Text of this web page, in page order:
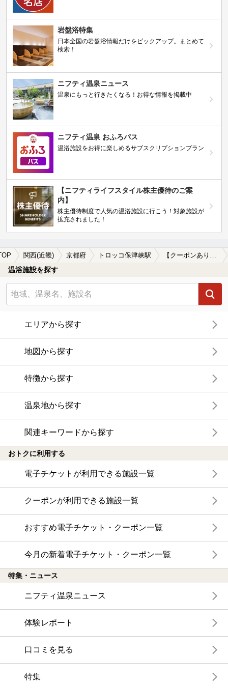
岩盤浴特集
日本全国の岩盤浴情報だけをピックアップ。まとめて
検索！
ニフティ温泉ニュース
温泉にもっと行きたくなる！お得な情報を掲載中
ニフティ温泉 おふろパス
温浴施設をお得に楽しめるサブスクリプションプラン
【ニフティライフスタイル株主優待のご案
内】
株主優待制度で人気の温浴施設に行こう！対象施設が
拡充されました！
関西(近畿) 京都府 トロッコ保津峡駅
温浴施設を探す
エリアから探す
地図から探す
特徴から探す
温泉地から探す
関連キーワードから探す
おトクに利用する
電子チケットが利用できる施設一覧
クーポンが利用できる施設一覧
おすすめ電子チケット・クーポン一覧
今月の新着電子チケット・クーポン一覧
特集・ニュース
ニフティ温泉ニュース
体験レポート
口コミを見る
特集